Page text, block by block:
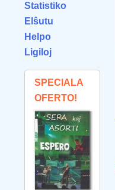
Statistiko
Elŝutu
Helpo
Ligiloj
SPECIALA
OFERTO!